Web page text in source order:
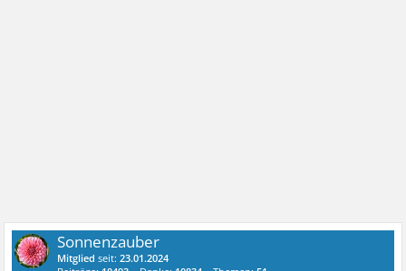
Sonnenzauber
Mitglied seit:23.01.2024